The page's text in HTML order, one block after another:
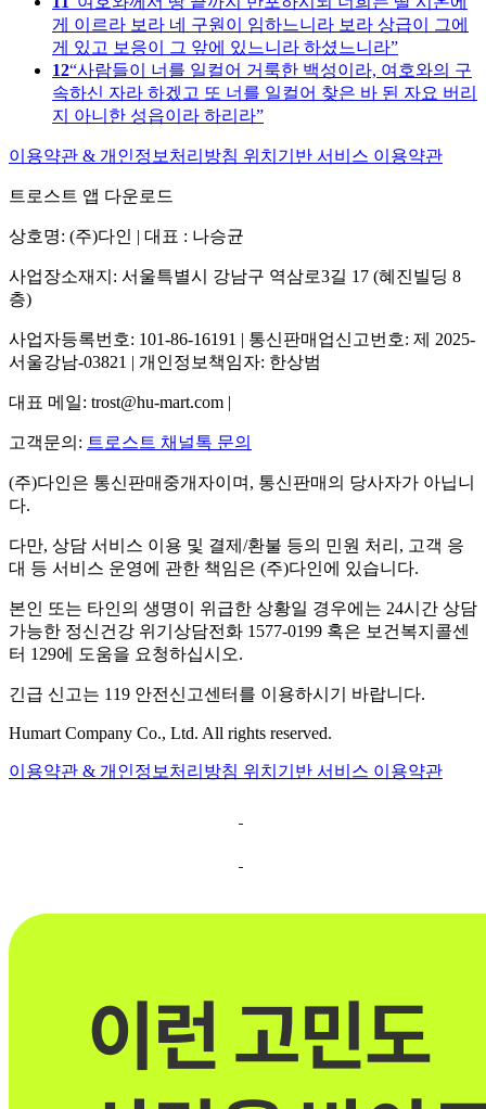
게 이르라 보라 네 구원이 임하느니라 보라 상급이 그에
게 있고 보응이 그 앞에 있느니라 하셨느니라
12 사람들이 너를 일컬어 거룩한 백성이라, 여호와의 구
속하신 자라 하겠고 또 너를 일컬어 찾은 바 된 자요 버리
지 아니한 성읍이라 하리라
이용약관 & 개인정보처리방침 위치기반 서비스 이용약관
트로스트 앱 다운로드
상호명: (주)다인 | 대표 : 나승균
사업장소재지: 서울특별시 강남구 역삼로3길 17 (혜진빌딩 8
층)
사업자등록번호: 101-86-16191 | 통신판매업신고번호: 제 2025-
서울강남-03821 | 개인정보책임자: 한상범
대표 메일: trost@hu-mart.com |
고객문의: 트로스트 채널톡 문의
(주)다인은 통신판매중개자이며, 통신판매의 당사자가 아닙니
다.
다만, 상담 서비스 이용 및 결제/환불 등의 민원 처리, 고객 응
대 등 서비스 운영에 관한 책임은 (주)다인에 있습니다.
본인 또는 타인의 생명이 위급한 상황일 경우에는 24시간 상담
가능한 정신건강 위기상담전화 1577-0199 혹은 보건복지콜센
터 129에 도움을 요청하십시오.
긴급 신고는 119 안전신고센터를 이용하시기 바랍니다.
Humart Company Co., Ltd. All rights reserved.
이용약관 & 개인정보처리방침 위치기반 서비스 이용약관